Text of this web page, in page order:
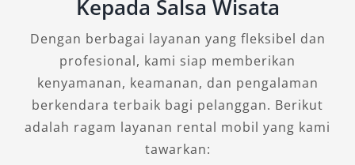
bagi Anda yang mengutamakan kenyamanan
keluarga maupun untuk tamu perusahaan.
Setiap tipe mobil Pajero Bojonegoro memiliki
karakteristik dan keunggulan yang bisa
disesuaikan dengan kebutuhan Anda. Mulai
dari tipe Pajero 4×4 yang handal di medan
Kepada Salsa Wisata
Dengan berbagai layanan yang fleksibel dan
profesional, kami siap memberikan
kenyamanan, keamanan, dan pengalaman
berkendara terbaik bagi pelanggan. Berikut
adalah ragam layanan rental mobil yang kami
tawarkan: